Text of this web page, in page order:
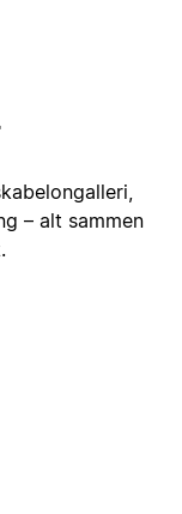
– alt sammen